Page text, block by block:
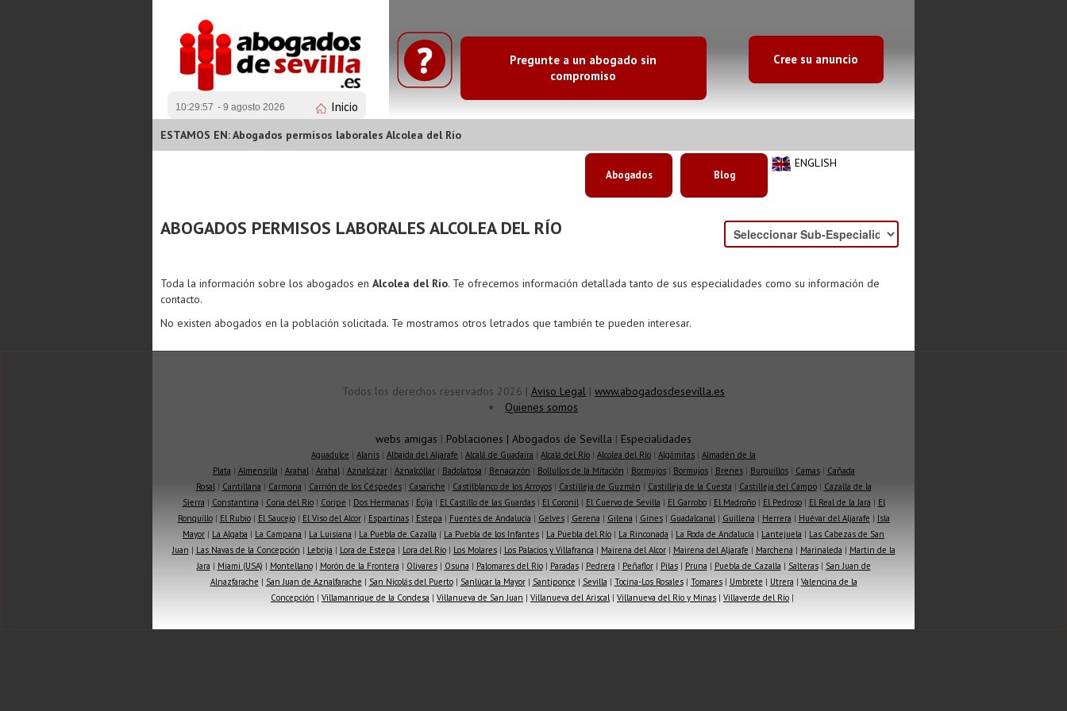
10:29:57 - 9 agosto 2026 Inicio
Pregunte a un abogado sin
compromiso
Cree su anuncio
ESTAMOS EN: Abogados permisos laborales Alcolea del Río
ENGLISH
Abogados Blog
ABOGADOS PERMISOS LABORALES ALCOLEA DEL RÍO
Toda la información sobre los abogados en Alcolea del Río. Te ofrecemos información detallada tanto de sus especialidades como su información de
contacto.
No existen abogados en la población solicitada. Te mostramos otros letrados que también te pueden interesar.
Todos los derechos reservados 2026 | Aviso Legal | www.abogadosdesevilla.es
Quienes somos
webs amigas | Poblaciones | Abogados de Sevilla | Especialidades
Aguadulce | Alanis | Albaida del Aljarafe | Alcalá de Guadaíra | Alcalá del Río | Alcolea del Río | Algámitas | Almadén de la
Plata | Almensilla | Arahal| Arahal| Aznalcázar| Aznalcóllar| Badolatosa | Benacazón | Bollullos de la Mitación | Bormujos| Bormujos| Brenes| Burguillos| Camas| Cañada
Rosal| Cantillana | Carmona | Carrión de los Céspedes| Casariche | Castilblanco de los Arroyos| Castilleja de Guzmán | Castilleja de la Cuesta | Castilleja del Campo| Cazalla de la
Sierra | Constantina | Coria del Río| Coripe | Dos Hermanas| Écija | El Castillo de las Guardas| El Coronil| El Cuervo de Sevilla | El Garrobo| El Madroño| El Pedroso| El Real de la Jara | El
Ronquillo| El Rubio| El Saucejo| El Viso del Alcor| Espartinas| Estepa | Fuentes de Andalucía | Gelves| Gerena | Gilena | Gines| Guadalcanal| Guillena | Herrera | Huévar del Aljarafe | Isla
Mayor | La Algaba | La Campana | La Luisiana | La Puebla de Cazalla | La Puebla de los Infantes | La Puebla del Río | La Rinconada | La Roda de Andalucía | Lantejuela | Las Cabezas de San
Juan | Las Navas de la Concepción | Lebrija | Lora de Estepa | Lora del Río| Los Molares| Los Palacios y Villafranca | Mairena del Alcor| Mairena del Aljarafe | Marchena | Marinaleda | Martin de la
Jara | Miami (USA) | Montellano| Morón de la Frontera | Olivares| Osuna | Palomares del Río| Paradas| Pedrera | Peñaflor| Pilas| Pruna | Puebla de Cazalla | Salteras| San Juan de
Alnazfarache | San Juan de Aznalfarache | San Nicolás del Puerto| Sanlúcar la Mayor| Santiponce | Sevilla | Tocina-Los Rosales| Tomares| Umbrete | Utrera | Valencina de la
Concepción | Villamanrique de la Condesa | Villanueva de San Juan | Villanueva del Ariscal| Villanueva del Río y Minas | Villaverde del Río |